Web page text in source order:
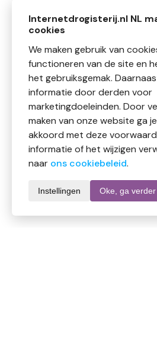
Internetdrogisterij.nl NL
cookies
We maken gebruik van
functioneren van de site en
het gebruiksgemak.
informatie door derden voor
marketingdoeleinden. Door
maken van onze website ga
akkoord met deze
informatie of het wijzigen
naar ons cookiebeleid.
Instellingen Oke, ga